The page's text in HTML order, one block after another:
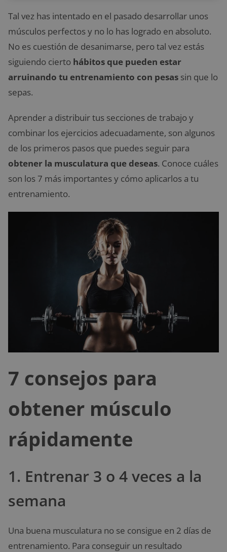
Tal vez has intentado en el pasado desarrollar unos
músculos perfectos y no lo has logrado en absoluto.
No es cuestión de desanimarse, pero tal vez estás
siguiendo cierto hábitos que pueden estar
arruinando tu entrenamiento con pesas sin que lo
sepas.
Aprender a distribuir tus secciones de trabajo y
combinar los ejercicios adecuadamente, son algunos
de los primeros pasos que puedes seguir para
obtener la musculatura que deseas. Conoce cuáles
son los 7 más importantes y cómo aplicarlos a tu
entrenamiento.
7 consejos para
obtener músculo
rápidamente
1. Entrenar 3 o 4 veces a la
semana
Una buena musculatura no se consigue en 2 días de
entrenamiento. Para conseguir un resultado